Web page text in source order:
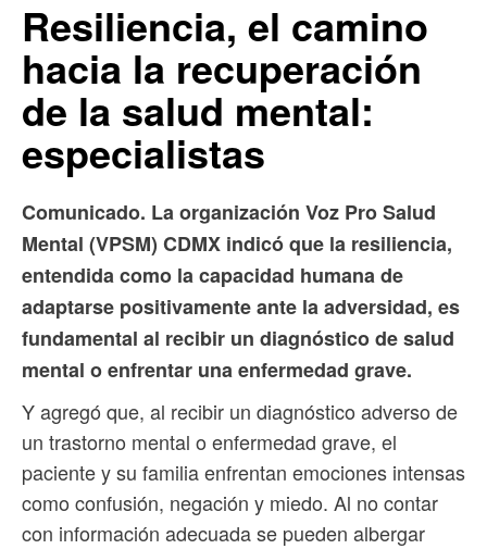
Resiliencia, el camino
hacia la recuperación
de la salud mental:
especialistas
Comunicado. La organización Voz Pro Salud
Mental (VPSM) CDMX indicó que la resiliencia,
entendida como la capacidad humana de
adaptarse positivamente ante la adversidad, es
fundamental al recibir un diagnóstico de salud
mental o enfrentar una enfermedad grave.
Y agregó que, al recibir un diagnóstico adverso de
un trastorno mental o enfermedad grave, el
paciente y su familia enfrentan emociones intensas
como confusión, negación y miedo. Al no contar
con información adecuada se pueden albergar